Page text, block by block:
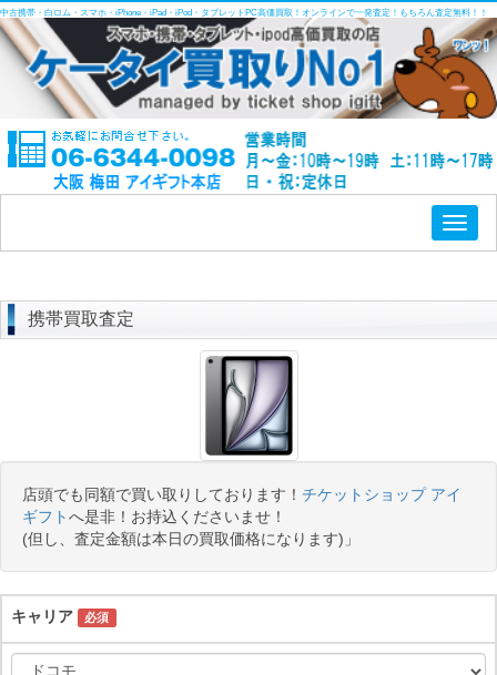
中古携帯・白ロム・スマホ・iPhone・iPad・iPod・タブレットPC高価買取！オンラインで一発査定！もちろん査定無料！！
携帯買取査定
店頭でも同額で買い取りしております！ チケットショップ アイ
ギフトへ是非！お持込くださいませ！
(但し、査定金額は本日の買取価格になります)」
キャリア 必須